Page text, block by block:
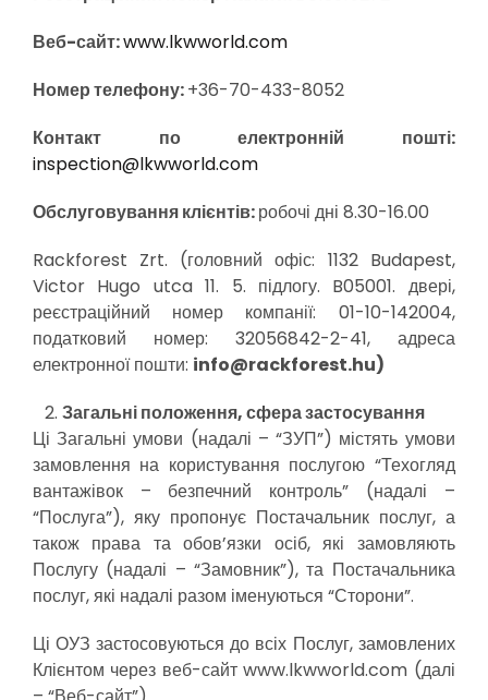
Веб-сайт:www.lkwworld.com
Номер телефону:+36-70-433-8052
Контакт по електронній пошті:
inspection@lkwworld.com
Обслуговування клієнтів:робочі дні 8.30-16.00
Rackforest Zrt. (головний офіс: 1132 Budapest,
Victor Hugo utca 11. 5. підлогу. B05001. двері,
реєстраційний номер компанії: 01-10-142004,
податковий номер: 32056842-2-41, адреса
електронної пошти: info@rackforest.hu)
Загальні положення, сфера застосування
Ці Загальні умови (надалі – “ЗУП”) містять умови
замовлення на користування послугою “Техогляд
вантажівок – безпечний контроль” (надалі –
“Послуга”), яку пропонує Постачальник послуг, а
також права та обов’язки осіб, які замовляють
Послугу (надалі – “Замовник”), та Постачальника
послуг, які надалі разом іменуються “Сторони”.
Ці ОУЗ застосовуються до всіх Послуг, замовлених
Клієнтом через веб-сайт www.lkwworld.com (далі